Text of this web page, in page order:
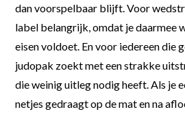
dan voorspelbaar blijft. Voor
label belangrijk, omdat je daarmee
eisen voldoet. En voor iedereen die
judopak zoekt met een strakke
die weinig uitleg nodig heeft. Als je
netjes gedraagt op de mat en na